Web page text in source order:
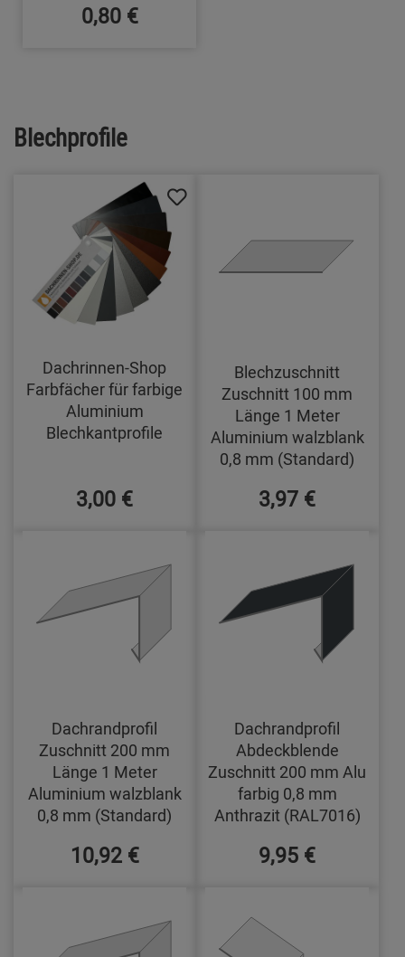
0,80 €
Blechprofile
Dachrinnen-Shop
Farbfächer für farbige
Aluminium
Blechkantprofile
3,00 €
Blechzuschnitt
Zuschnitt 100 mm
Länge 1 Meter
Aluminium walzblank
0,8 mm (Standard)
3,97 €
Dachrandprofil
Zuschnitt 200 mm
Länge 1 Meter
Aluminium walzblank
0,8 mm (Standard)
10,92 €
Dachrandprofil
Abdeckblende
Zuschnitt 200 mm Alu
farbig 0,8 mm
Anthrazit (RAL7016)
9,95 €